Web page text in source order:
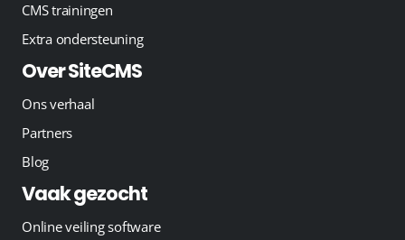
CMS trainingen
Extra ondersteuning
Over SiteCMS
Ons verhaal
Partners
Blog
Vaak gezocht
Online veiling software